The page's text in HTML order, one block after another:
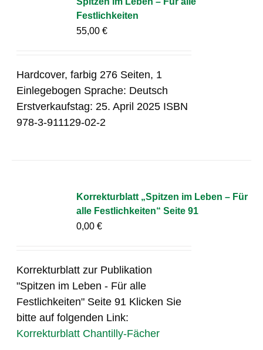
Festlichkeiten
55,00€
Hardcover, farbig 276 Seiten, 1
Einlegebogen Sprache: Deutsch
Erstverkaufstag: 25. April 2025 ISBN
978-3-911129-02-2
Korrekturblatt „Spitzen im Leben – Für
alle Festlichkeiten“ Seite 91
0,00€
Korrekturblatt zur Publikation
"Spitzen im Leben - Für alle
Festlichkeiten" Seite 91 Klicken Sie
bitte auf folgenden Link:
Korrekturblatt Chantilly-Fächer